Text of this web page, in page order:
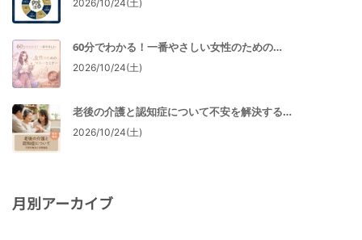
2026/10/24(土)
60分でわかる！一番やさしい女性のための…
2026/10/24(土)
老後の介護と認知症について不安を解決する…
2026/10/24(土)
月別アーカイブ